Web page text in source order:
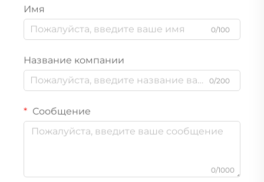
Имя
0/100
Название компании
0/200
Сообщение
0/1000